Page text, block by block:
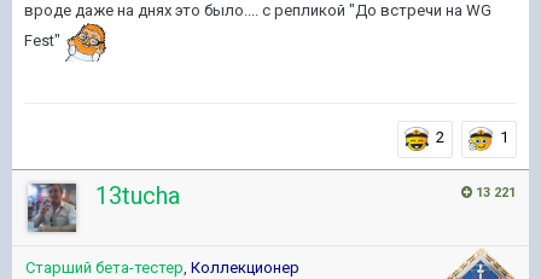
вроде даже на днях это было.... с репликой "До встречи на WG
Fest"
2 1
13 221
13tucha
Старший бета-тестер, Коллекционер